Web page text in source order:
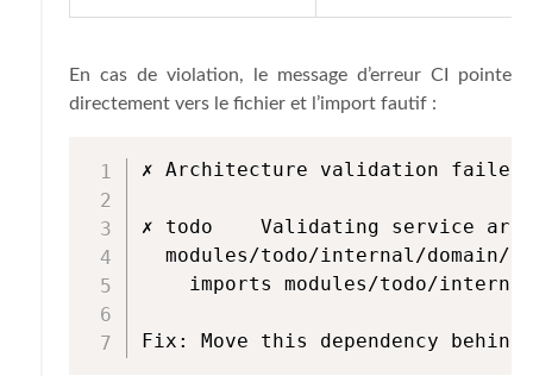
En cas de violation, le message d’erreur CI pointe
directement vers le fichier et l’import fautif :
✗ Architecture validation failed
✗ todo    Validating service
modules/todo/internal/domain/
imports modules/todo/
Fix: Move this dependency